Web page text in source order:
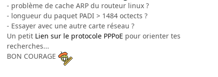
- problème de cache ARP du routeur linux ?
- longueur du paquet PADI > 1484 octects ?
- Essayer avec une autre carte réseau ?
Un petit Lien sur le protocole PPPoE pour orienter tes
recherches...
BON COURAGE